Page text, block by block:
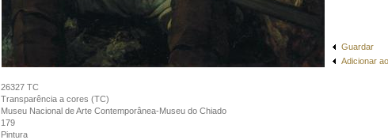
Guardar
Adicionar
26327 TC
Transparência a cores (TC)
Museu Nacional de Arte Contemporânea-Museu do Chiado
179
Pintura